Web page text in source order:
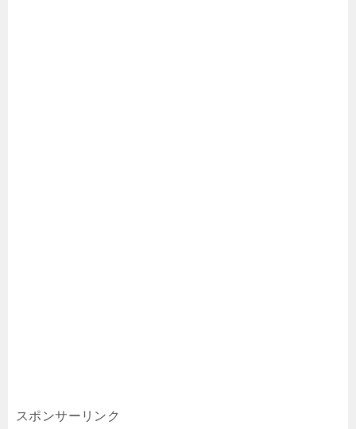
スポンサーリンク